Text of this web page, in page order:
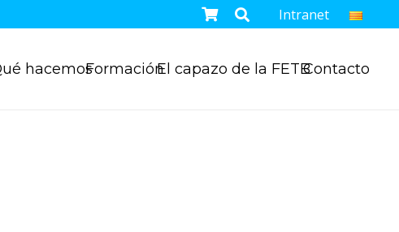
Intranet
hacemosFormaciónEl capazo de la FETBContacto